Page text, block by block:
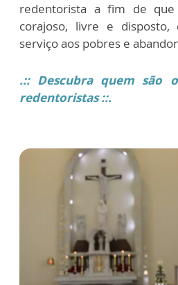
redentorista a fim de
corajoso, livre e
serviço aos pobres e
.:: Descubra quem são
redentoristas ::.